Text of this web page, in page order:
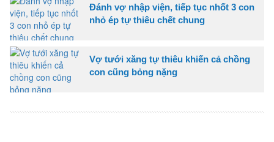
Đánh vợ nhập viện, tiếp tục nhốt 3 con
nhỏ ép tự thiêu chết chung
Vợ tưới xăng tự thiêu khiến cả chồng
con cũng bỏng nặng